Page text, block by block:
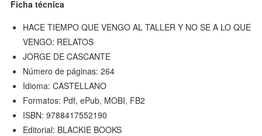
Ficha técnica
HACE TIEMPO QUE VENGO AL TALLER Y NO SE A LO QUE
VENGO: RELATOS
JORGE DE CASCANTE
Número de páginas: 264
Idioma: CASTELLANO
Formatos: Pdf, ePub, MOBI, FB2
ISBN: 9788417552190
Editorial: BLACKIE BOOKS